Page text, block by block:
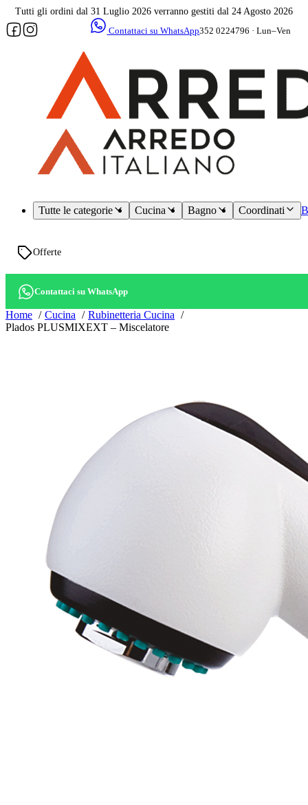
Tutti gli ordini dal 31 Luglio 2026 verranno gestiti dal 24 Agosto 2026
Contattaci su WhatsApp352 0224796 · Lun–Ven
Tutte le categorie Cucina Bagno Coordinati
Offerte
Contattaci su WhatsApp
Home Cucina
Rubinetteria Cucina
Plados PLUSMIXEXT – Miscelatore